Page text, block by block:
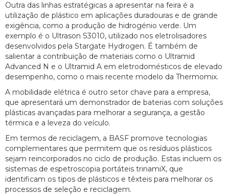
Outra das linhas estratégicas a apresentar na feira é a
utilização de plástico em aplicações duradouras e de grande
exigência, como a produção de hidrogénio verde. Um
exemplo é o Ultrason S3010, utilizado nos eletrolisadores
desenvolvidos pela Stargate Hydrogen. É também de
salientar a contribuição de materiais como o Ultramid
Advanced N e o Ultramid A em eletrodomésticos de elevado
desempenho, como o mais recente modelo da Thermomix.
A mobilidade elétrica é outro setor chave para a empresa,
que apresentará um demonstrador de baterias com soluções
plásticas avançadas para melhorar a segurança, a gestão
térmica e a leveza do veículo.
Em termos de reciclagem, a BASF promove tecnologias
complementares que permitem que os resíduos plásticos
sejam reincorporados no ciclo de produção. Estas incluem os
sistemas de espetroscopia portáteis trinamiX, que
identificam os tipos de plásticos e têxteis para melhorar os
processos de seleção e reciclagem.